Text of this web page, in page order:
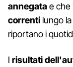
annegatae che
correnti lungo
riportano i
I risultati